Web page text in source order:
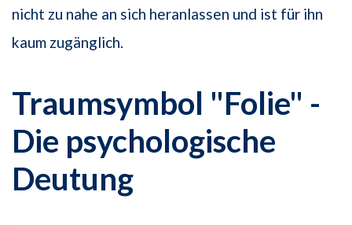
nicht zu nahe an sich heranlassen und ist für ihn
kaum zugänglich.
Traumsymbol "Folie" -
Die psychologische
Deutung